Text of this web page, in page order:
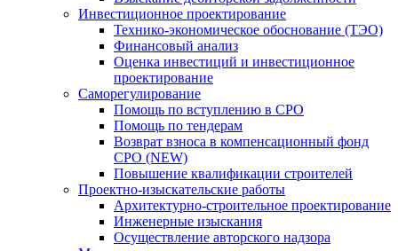
Инвестиционное проектирование
Технико-экономическое обоснование (ТЭО)
Финансовый анализ
Оценка инвестиций и инвестиционное
проектирование
Саморегулирование
Помощь по вступлению в СРО
Помощь по тендерам
Возврат взноса в компенсационный фонд
СРО (NEW)
Повышение квалификации строителей
Проектно-изыскательские работы
Архитектурно-строительное проектирование
Инженерные изыскания
Осуществление авторского надзора